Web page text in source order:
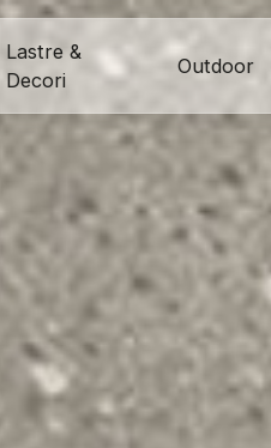
Lastre &
Decori
Outdoor